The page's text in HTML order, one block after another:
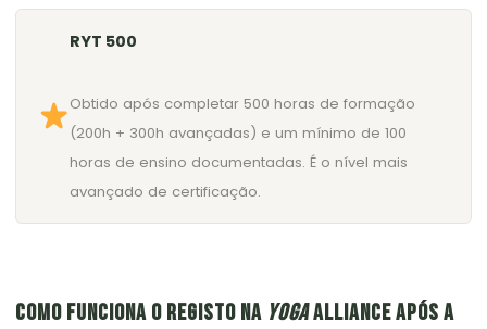
RYT 500
Obtido após completar 500 horas de formação
(200h + 300h avançadas) e um mínimo de 100
horas de ensino documentadas. É o nível mais
avançado de certificação.
COMO FUNCIONA O REGISTO NA YOGAALLIANCE APÓS A